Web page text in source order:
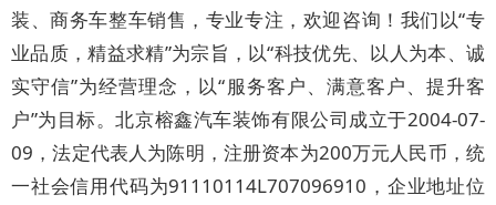
装、商务车整车销售，专业专注，欢迎咨询！我们以“专
业品质，精益求精”为宗旨，以“科技优先、以人为本、诚
实守信”为经营理念，以“服务客户、满意客户、提升客
户”为目标。北京榕鑫汽车装饰有限公司成立于2004-07-
09，法定代表人为陈明，注册资本为200万元人民币，统
一社会信用代码为91110114L707096910，企业地址位